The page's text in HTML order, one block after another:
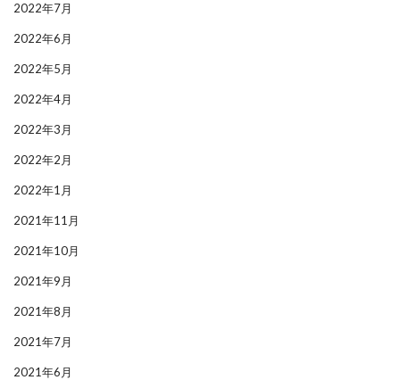
2022年7月
2022年6月
2022年5月
2022年4月
2022年3月
2022年2月
2022年1月
2021年11月
2021年10月
2021年9月
2021年8月
2021年7月
2021年6月